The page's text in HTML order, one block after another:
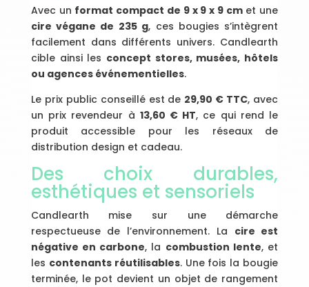
Avec un format compact de 9 x 9 x 9 cmet une
cire végane de 235 g, ces bougies s’intègrent
facilement dans différents univers. Candlearth
cible ainsi les concept stores, musées, hôtels
ou agences événementielles.
Le prix public conseillé est de 29,90 € TTC, avec
un prix revendeur à 13,60 € HT, ce qui rend le
produit accessible pour les réseaux de
distribution design et cadeau.
Des choix durables,
esthétiques et sensoriels
Candlearth mise sur une démarche
respectueuse de l’environnement. La cire est
négative en carbone, la combustion lente, et
les contenants réutilisables. Une fois la bougie
terminée, le pot devient un objet de rangement